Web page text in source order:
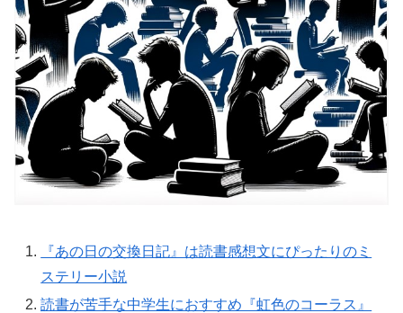
『あの日の交換日記』は読書感想文にぴったりのミ
ステリー小説
読書が苦手な中学生におすすめ『虹色のコーラス』